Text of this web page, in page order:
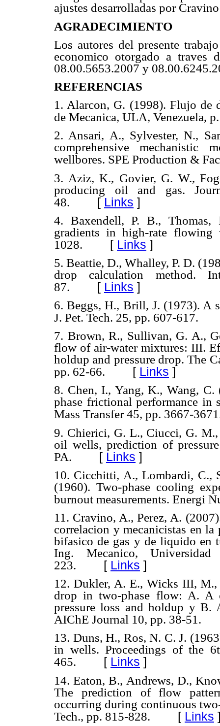
ajustes desarrolladas por
AGRADECIMIENTO
Los autores del presente
economico otorgado a traves
08.00.5653.2007 y
REFERENCIAS
1. Alarcon, G. (1998). Flujo de
de Mecanica, ULA, Venezuela,
2. Ansari, A., Sylvester, N.,
comprehensive
wellbores. SPE Production &
3. Aziz, K., Govier, G. W.,
producing oil and gas.
48. [ Links ]
4. Baxendell, P. B., Thomas,
gradients in high-rate
1028. [ Links ]
5. Beattie, D., Whalley, P. D.
drop calculation method.
87. [ Links ]
6. Beggs, H., Brill, J. (1973). A
J. Pet. Tech. 25, pp. 607-617.
7. Brown, R., Sullivan, G. A.,
flow of air-water mixtures: III.
holdup and pressure drop. The
pp. 62-66. [ Links ]
8. Chen, I., Yang, K., Wang,
phase frictional performance in
Mass Transfer 45, pp. 3667-
9. Chierici, G. L., Ciucci, G.
oil wells, prediction of
PA. [ Links ]
10. Cicchitti, A., Lombardi, C.,
(1960). Two-phase cooling
burnout measurements. Energi
11. Cravino, A., Perez, A.
correlacion y mecanicistas en
bifasico de gas y de liquido en
Ing. Mecanico,
223. [ Links ]
12. Dukler, A. E., Wicks III, M.,
drop in two-phase flow: A. A
pressure loss and holdup y B.
AIChE Journal 10, pp. 38-51.
13. Duns, H., Ros, N. C. J.
in wells. Proceedings of the
465. [ Links ]
14. Eaton, B., Andrews, D.,
The prediction of flow
occurring during continuous
Tech., pp. 815-828. [ Links